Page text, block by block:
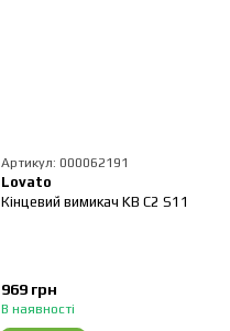
Артикул: 000062191
Lovato
Кінцевий вимикач KB C2 S11
969 грн
В наявності